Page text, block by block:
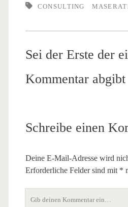
CONSULTING
Sei der Erste der
Kommentar abgibt
Schreibe einen
Deine E-Mail-Adresse wird
Erforderliche Felder sind mit *